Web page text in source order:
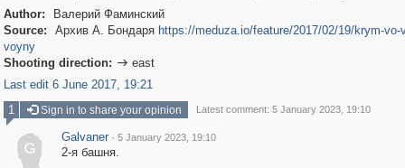
Author:
Валерий Фаминский
Source:
Архив А. Бондаря https://meduza.io/feature/2017/02/19/krym-vo-
voyny
Shooting direction:  east
Last edit 6 June 2017, 19:21
1
Sign in to share your opinion Latest comment: 5 January 2023, 19:10
G
Galvaner · 5 January 2023, 19:10
2-я башня.